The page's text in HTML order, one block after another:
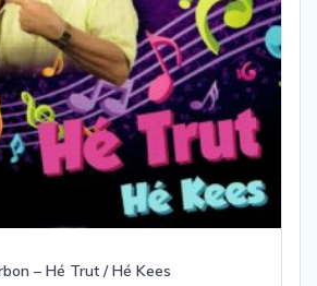
– Hé Trut / Hé Kees